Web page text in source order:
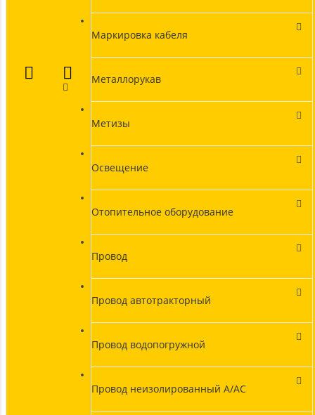
Маркировка кабеля
Металлорукав
Метизы
Освещение
Отопительное оборудование
Провод
Провод автотракторный
Провод водопогружной
Провод неизолированный А/АС